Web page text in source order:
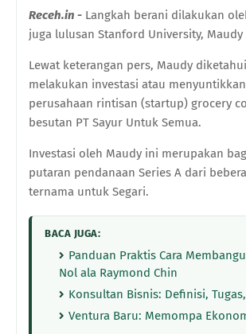
Receh.in - Langkah berani dilakukan
juga lulusan Stanford University, Maudy
Lewat keterangan pers, Maudy
melakukan investasi atau
perusahaan rintisan (startup) grocery
besutan PT Sayur Untuk Semua.
Investasi oleh Maudy ini merupakan
putaran pendanaan Series A dari
ternama untuk Segari.
BACA JUGA:
Panduan Praktis Cara
Nol ala Raymond Chin
Konsultan Bisnis: Definisi,
Ventura Baru: Memompa